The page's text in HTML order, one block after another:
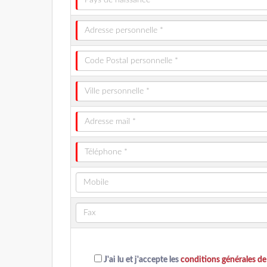
J'ai lu et j'accepte les conditions générales